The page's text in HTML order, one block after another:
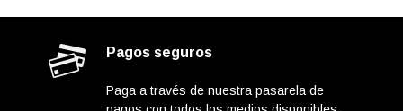
Pagos seguros
Paga a través de nuestra pasarela de